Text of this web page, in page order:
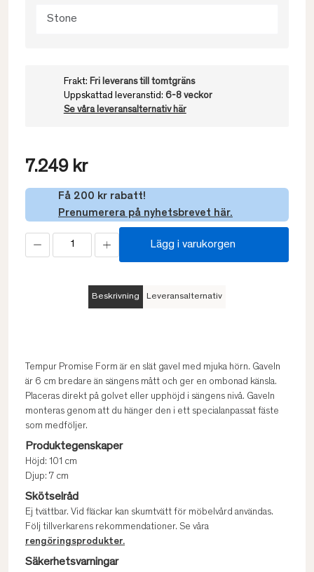
Stone
Frakt: Fri leverans till tomtgräns
Uppskattad leveranstid: 6-8 veckor
Se våra leveransalternativ här
7.249 kr
Få 200 kr rabatt!
Prenumerera på nyhetsbrevet här.
Lägg i varukorgen
Beskrivning Leveransalternativ
Tempur Promise Form är en slät gavel med mjuka hörn. Gaveln
är 6 cm bredare än sängens mått och ger en ombonad känsla.
Placeras direkt på golvet eller upphöjd i sängens nivå. Gaveln
monteras genom att du hänger den i ett specialanpassat fäste
som medföljer.
Produktegenskaper
Höjd: 101 cm
Djup: 7 cm
Skötselråd
Ej tvättbar. Vid fläckar kan skumtvätt för möbelvård användas.
Följ tillverkarens rekommendationer. Se våra
rengöringsprodukter.
Säkerhetsvarningar